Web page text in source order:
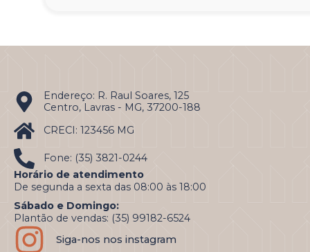
Endereço: R. Raul Soares, 125
Centro, Lavras - MG, 37200-188
CRECI: 123456 MG
Fone: (35) 3821-0244
Horário de atendimento
De segunda a sexta das 08:00 às 18:00
Sábado e Domingo:
Plantão de vendas: (35) 99182-6524
Siga-nos nos instagram